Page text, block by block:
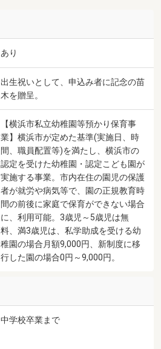
あり
出生祝いとして、申込み者に記念の苗
木を贈呈。
【横浜市私立幼稚園等預かり保育事
業】横浜市が定めた基準(実施日、時
間、職員配置等)を満たし、横浜市の
認定を受けた幼稚園・認定こども園が
実施する事業。市内在住の園児の保護
者が就労や病気等で、園の正規教育時
間の前後に家庭で保育ができない場合
に、利用可能。3歳児～5歳児は無
料、満3歳児は、私学助成を受ける幼
稚園の場合月額9,000円、新制度に移
行した園の場合0円～9,000円。
中学校卒業まで